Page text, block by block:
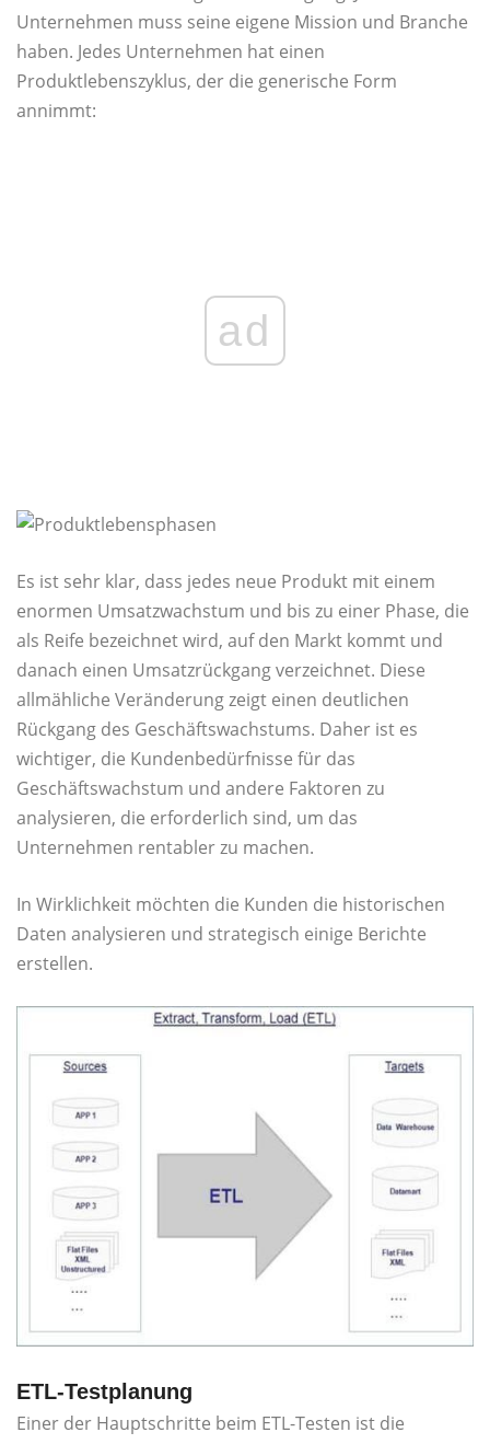
Unternehmen muss seine eigene Mission und Branche
haben. Jedes Unternehmen hat einen
Produktlebenszyklus, der die generische Form
annimmt:
ad
Es ist sehr klar, dass jedes neue Produkt mit einem
enormen Umsatzwachstum und bis zu einer Phase, die
als Reife bezeichnet wird, auf den Markt kommt und
danach einen Umsatzrückgang verzeichnet. Diese
allmähliche Veränderung zeigt einen deutlichen
Rückgang des Geschäftswachstums. Daher ist es
wichtiger, die Kundenbedürfnisse für das
Geschäftswachstum und andere Faktoren zu
analysieren, die erforderlich sind, um das
Unternehmen rentabler zu machen.
In Wirklichkeit möchten die Kunden die historischen
Daten analysieren und strategisch einige Berichte
erstellen.
ETL-Testplanung
Einer der Hauptschritte beim ETL-Testen ist die